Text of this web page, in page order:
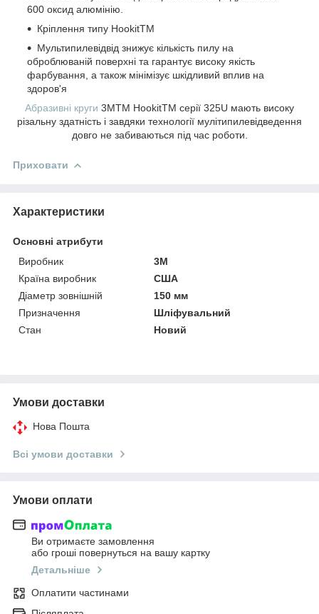
600 оксид алюмінію.
Кріплення типу HookitTM
Мультипилевідвід знижує кількість пилу на
оброблюваній поверхні та гарантує високу якість
фарбування, а також мінімізує шкідливий вплив на
здоров'я
Абразивні круги 3MTM HookitTM серії 325U мають високу
різальну здатність і завдяки технології мулітипилевідведення
довго не забиваються під час роботи.
Приховати
Характеристики
Основні атрибути
Виробник
3М
Країна виробник
США
Діаметр зовнішній
150 мм
Призначення
Шліфувальний
Стан
Новий
Умови доставки
Нова Пошта
Всі умови доставки
Умови оплати
Ви отримаєте замовлення
або гроші повернуться на вашу картку
Детальніше
Оплатити частинами